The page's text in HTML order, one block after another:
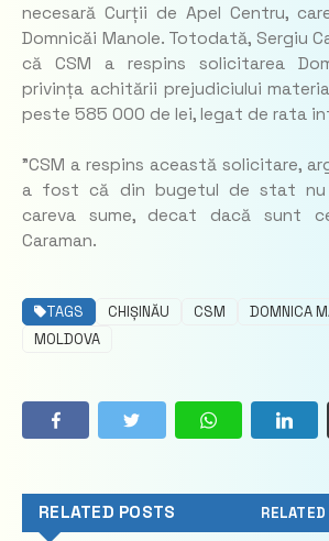
necesară Curții de Apel Centru,
Domnicăi Manole. Totodată, Sergiu
că CSM a respins solicitarea
privința achitării prejudiciului
peste 585 000 de lei, legat de rata
”CSM a respins această solicitare,
a fost că din bugetul de stat
careva sume, decat dacă sunt
Caraman.
TAGS CHIȘINĂU CSM DOMNICA
MOLDOVA
RELATED POSTS